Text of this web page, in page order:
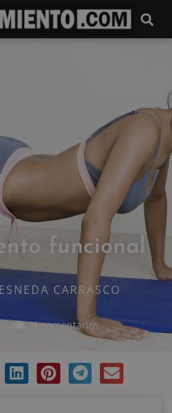
funcional
CARRASCO
21 comentarios